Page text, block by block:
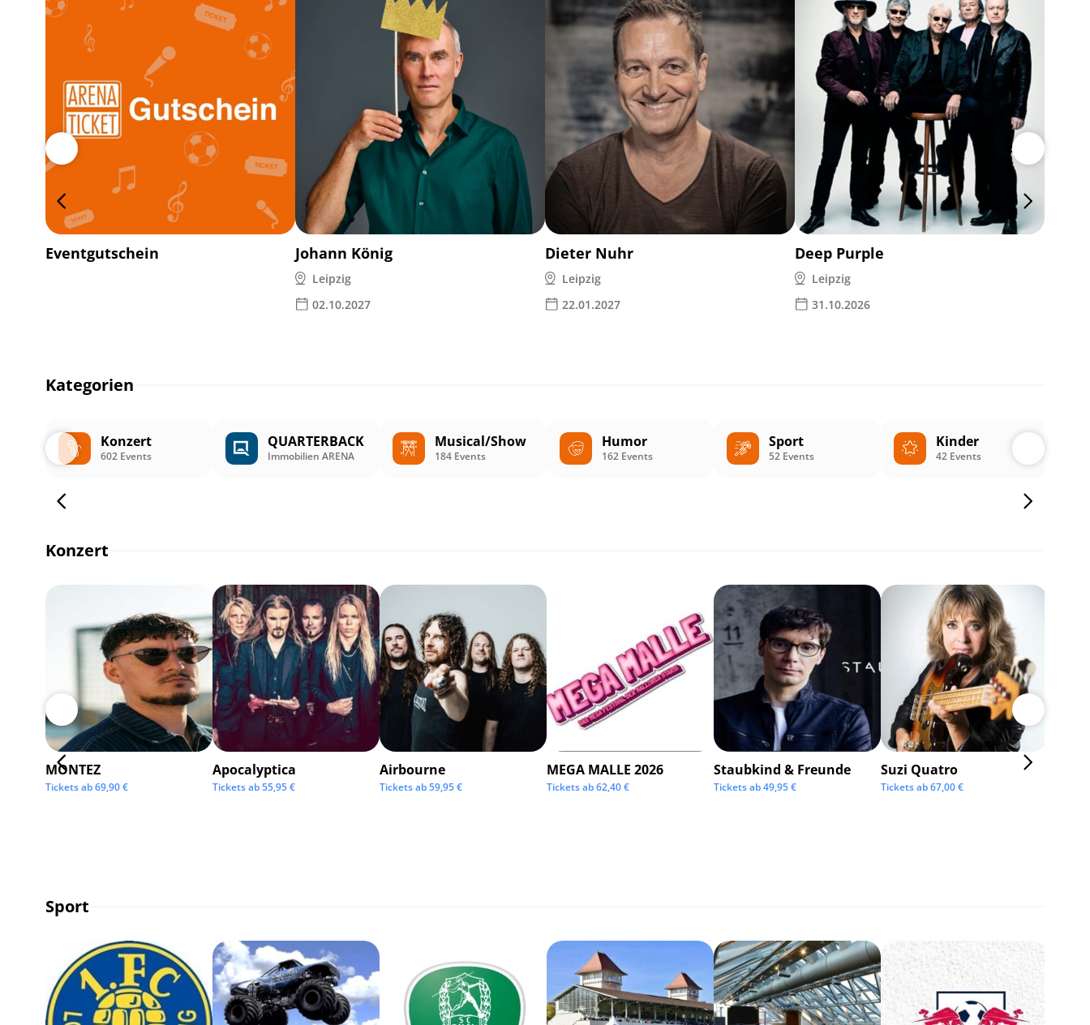
Eventgutschein Johann König
Leipzig
02.10.2027
Dieter Nuhr
Leipzig
22.01.2027
Deep Purple
Leipzig
31.10.2026
Kategorien
Konzert
602 Events
QUARTERBACK
Immobilien ARENA
Musical/Show
184 Events
Humor
162 Events
Sport
52 Events
Kinder
42 Events
Konzert
MONTEZ
Tickets ab69,90€
Apocalyptica
Tickets ab55,95€
Airbourne
Tickets ab59,95€
MEGA MALLE 2026
Tickets ab62,40€
Staubkind & Freunde
Tickets ab49,95€
Suzi Quatro
Tickets ab67,00€
Sport